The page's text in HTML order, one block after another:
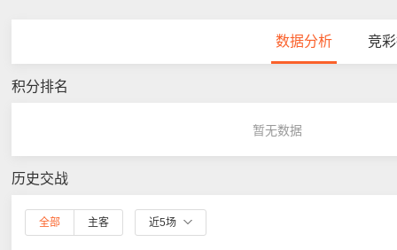
数据分析 竞
积分排名
暂无数据
历史交战
全部 主客 近5场